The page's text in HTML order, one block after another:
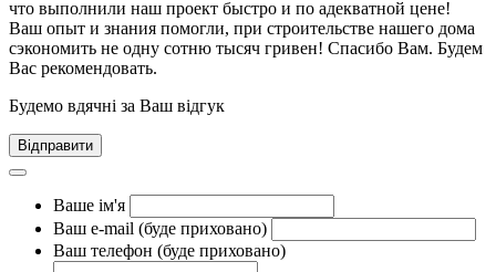
что выполнили наш проект быстро и по адекватной цене!
Ваш опыт и знания помогли, при строительстве нашего дома
сэкономить не одну сотню тысяч гривен! Спасибо Вам. Будем
Вас рекомендовать.
Будемо вдячні за Ваш відгук
Відправити
Ваше ім'я
Ваш e-mail (буде приховано)
Ваш телефон (буде приховано)